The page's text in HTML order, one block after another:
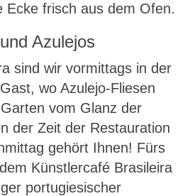
Ecke frisch aus dem Ofen.
Azulejos
sind wir vormittags in der
wo Azulejo-Fliesen
vom Glanz der
der Zeit der Restauration
gehört Ihnen! Fürs
Künstlercafé Brasileira
portugiesischer